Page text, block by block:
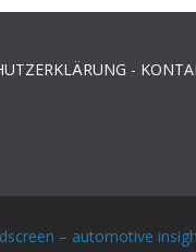
-
– automotive